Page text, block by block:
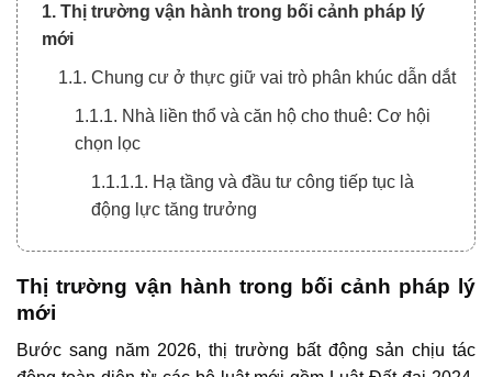
1. Thị trường vận hành trong bối cảnh pháp lý
mới
1.1. Chung cư ở thực giữ vai trò phân khúc dẫn dắt
1.1.1. Nhà liền thổ và căn hộ cho thuê: Cơ hội
chọn lọc
1.1.1.1. Hạ tầng và đầu tư công tiếp tục là
động lực tăng trưởng
Thị trường vận hành trong bối cảnh pháp lý
mới
Bước sang năm 2026, thị trường bất động sản chịu tác